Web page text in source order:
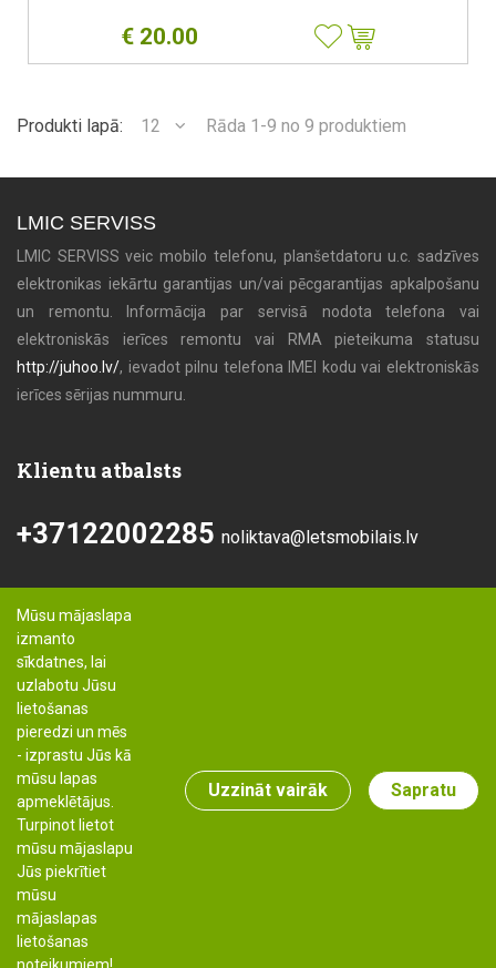
€ 20.00
Produkti lapā: 12 Rāda 1-9 no 9 produktiem
LMIC SERVISS
LMIC SERVISS veic mobilo telefonu, planšetdatoru u.c. sadzīves
elektronikas iekārtu garantijas un/vai pēcgarantijas apkalpošanu
un remontu. Informācija par servisā nodota telefona vai
elektroniskās ierīces remontu vai RMA pieteikuma statusu
http://juhoo.lv/, ievadot pilnu telefona IMEI kodu vai elektroniskās
ierīces sērijas nummuru.
Klientu atbalsts
+37122002285 noliktava@letsmobilais.lv
noliktava@letsmobilais.lv
+37122002285
Mūsu mājaslapa
izmanto
sīkdatnes, lai
uzlabotu Jūsu
lietošanas
pieredzi un mēs
- izprastu Jūs kā
mūsu lapas
apmeklētājus.
Turpinot lietot
mūsu mājaslapu
Jūs piekrītiet
mūsu
mājaslapas
lietošanas
Uzzināt vairāk Sapratu